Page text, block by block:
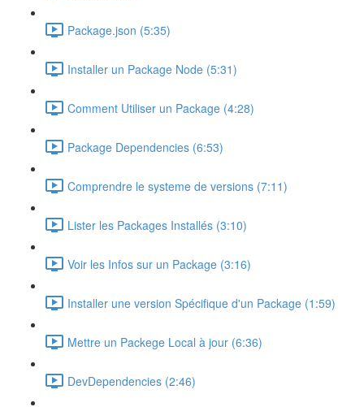
Package.json (5:35)
Installer un Package Node (5:31)
Comment Utiliser un Package (4:28)
Package Dependencies (6:53)
Comprendre le systeme de versions (7:11)
Lister les Packages Installés (3:10)
Voir les Infos sur un Package (3:16)
Installer une version Spécifique d'un Package (1:59)
Mettre un Packege Local à jour (6:36)
DevDependencies (2:46)